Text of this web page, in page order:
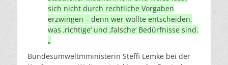
sich nicht durch rechtliche Vorgaben
erzwingen – denn wer wollte entscheiden,
was ‚richtige‘ und ‚falsche‘ Bedürfnisse sind.
„
Bundesumweltmministerin Steffi Lemke bei der